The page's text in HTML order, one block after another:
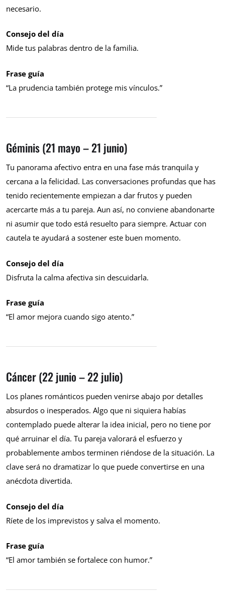
necesario.
Consejo del día
Mide tus palabras dentro de la familia.
Frase guía
“La prudencia también protege mis vínculos.”
Géminis (21 mayo – 21 junio)
Tu panorama afectivo entra en una fase más tranquila y
cercana a la felicidad. Las conversaciones profundas que has
tenido recientemente empiezan a dar frutos y pueden
acercarte más a tu pareja. Aun así, no conviene abandonarte
ni asumir que todo está resuelto para siempre. Actuar con
cautela te ayudará a sostener este buen momento.
Consejo del día
Disfruta la calma afectiva sin descuidarla.
Frase guía
“El amor mejora cuando sigo atento.”
Cáncer (22 junio – 22 julio)
Los planes románticos pueden venirse abajo por detalles
absurdos o inesperados. Algo que ni siquiera habías
contemplado puede alterar la idea inicial, pero no tiene por
qué arruinar el día. Tu pareja valorará el esfuerzo y
probablemente ambos terminen riéndose de la situación. La
clave será no dramatizar lo que puede convertirse en una
anécdota divertida.
Consejo del día
Ríete de los imprevistos y salva el momento.
Frase guía
“El amor también se fortalece con humor.”